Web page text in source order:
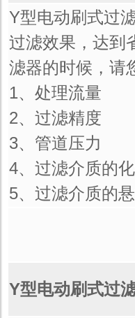
Y型电动刷式过
过滤效果，达到
滤器的时候，请
1、处理流量
2、过滤精度
3、管道压力
4、过滤介质的
5、过滤介质的
Y型电动刷式过